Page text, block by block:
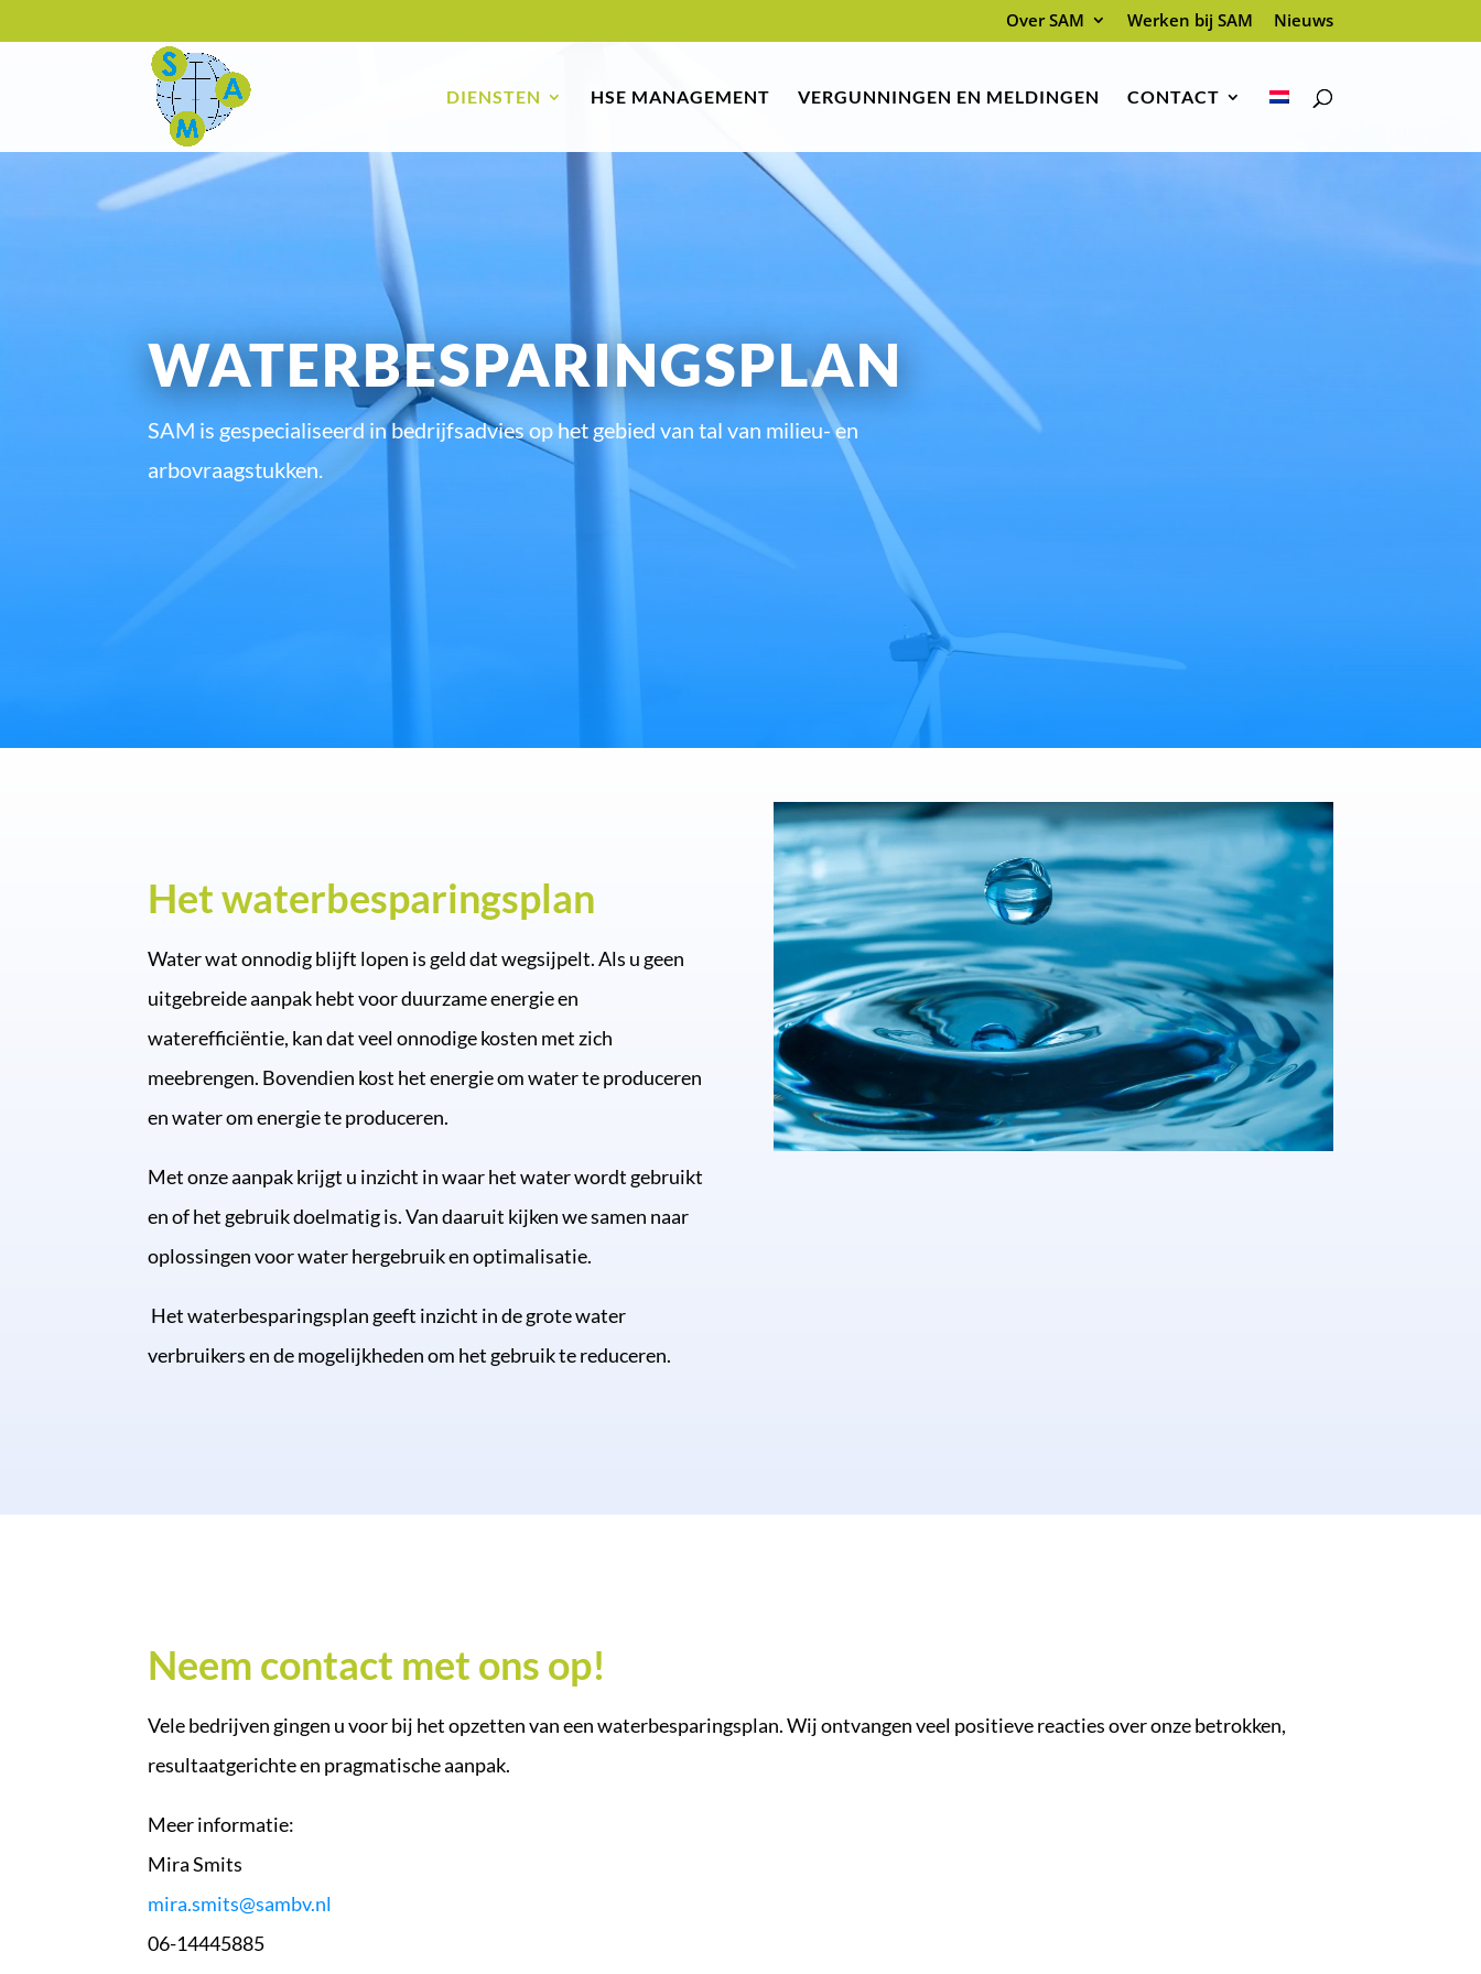
Over SAM Werken bij SAM Nieuws
DIENSTEN HSE MANAGEMENT VERGUNNINGEN EN MELDINGEN CONTACT
WATERBESPARINGSPLAN
SAM is gespecialiseerd in bedrijfsadvies op het gebied van tal van milieu- en
arbovraagstukken.
Het waterbesparingsplan
Water wat onnodig blijft lopen is geld dat wegsijpelt. Als u geen
uitgebreide aanpak hebt voor duurzame energie en
waterefficiëntie, kan dat veel onnodige kosten met zich
meebrengen. Bovendien kost het energie om water te produceren
en water om energie te produceren.
Met onze aanpak krijgt u inzicht in waar het water wordt gebruikt
en of het gebruik doelmatig is. Van daaruit kijken we samen naar
oplossingen voor water hergebruik en optimalisatie.
Het waterbesparingsplan geeft inzicht in de grote water
verbruikers en de mogelijkheden om het gebruik te reduceren.
Neem contact met ons op!
Vele bedrijven gingen u voor bij het opzetten van een waterbesparingsplan. Wij ontvangen veel positieve reacties over onze betrokken,
resultaatgerichte en pragmatische aanpak.
Meer informatie:
Mira Smits
mira.smits@sambv.nl
06-14445885